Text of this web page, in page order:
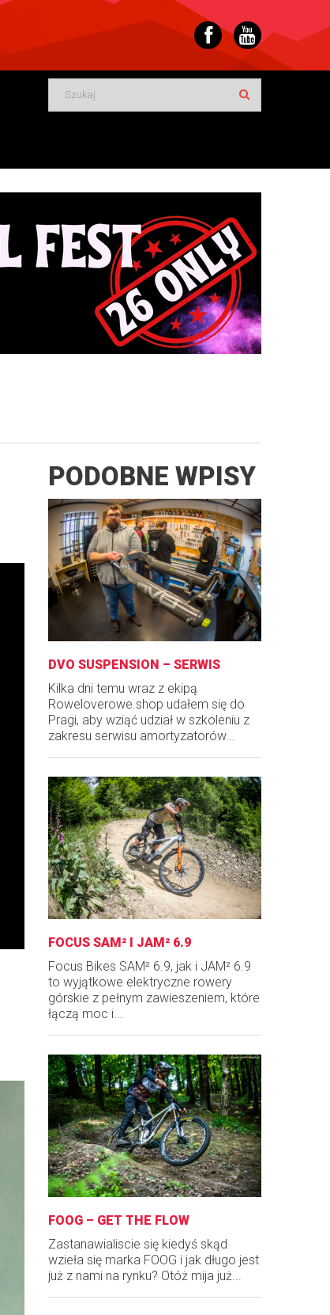
PODOBNE WPISY
DVO SUSPENSION – SERWIS
Kilka dni temu wraz z ekipą
Roweloverowe.shop udałem się do
Pragi, aby wziąć udział w szkoleniu z
zakresu serwisu amortyzatorów...
FOCUS SAM² I JAM² 6.9
Focus Bikes SAM² 6.9, jak i JAM² 6.9
to wyjątkowe elektryczne rowery
górskie z pełnym zawieszeniem, które
łączą moc i...
FOOG – GET THE FLOW
Zastanawialiscie się kiedyś skąd
wzieła się marka FOOG i jak długo jest
już z nami na rynku? Otóż mija już...